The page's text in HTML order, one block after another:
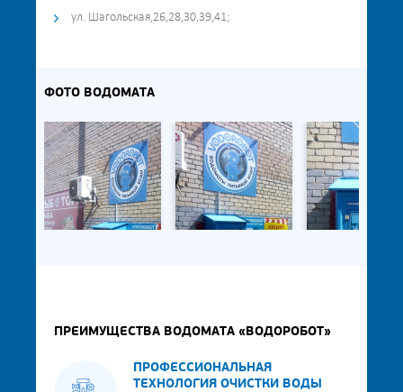
ул. Шагольская,26,28,30,39,41;
ФОТО ВОДОМАТА
ПРЕИМУЩЕСТВА ВОДОМАТА «ВОДОРОБОТ»
ПРОФЕССИОНАЛЬНАЯ
ТЕХНОЛОГИЯ ОЧИСТКИ ВОДЫ